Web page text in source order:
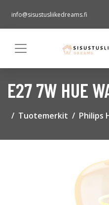
info@sisustusliikedreams.fi
E27 7W HUE
Tuotemerkit Philips